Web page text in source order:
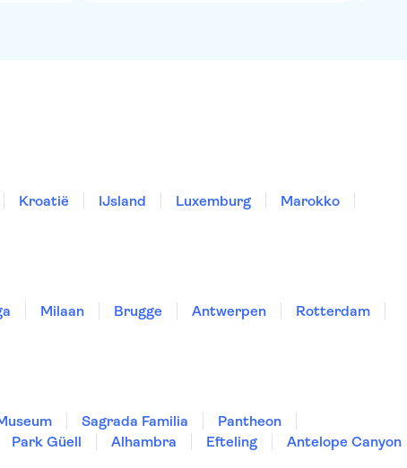
Kroatië IJsland Luxemburg
Marokko
Milaan Brugge Antwerpen
Rotterdam
Sagrada Familia
Pantheon
Park Güell Alhambra Efteling
Antelope Canyon